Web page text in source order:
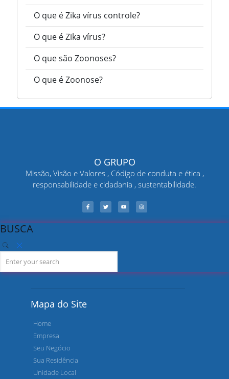
O que é Zika vírus controle?
O que é Zika vírus?
O que são Zoonoses?
O que é Zoonose?
O GRUPO
Missão, Visão e Valores , Código de conduta e ética ,
responsabilidade e cidadania , sustentabilidade.
BUSCA
Mapa do Site
Home
Empresa
Seu Negócio
Sua Residência
Unidade Local